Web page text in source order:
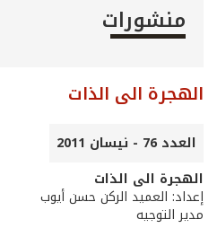
منشورات
الهجرة الى الذات
العدد 76 - نيسان 2011
الهجرة الى الذات
إعداد: العميد الركن حسن أيوب
مدير التوجيه